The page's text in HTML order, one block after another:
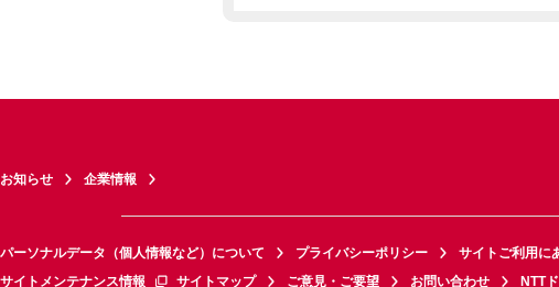
お知らせ 企業情報
パーソナルデータ（個人情報など）について プライバシーポリシー サイトご利用に
サイトメンテナンス情報
サイトマップ ご意見・ご要望 お問い合わせ NTT